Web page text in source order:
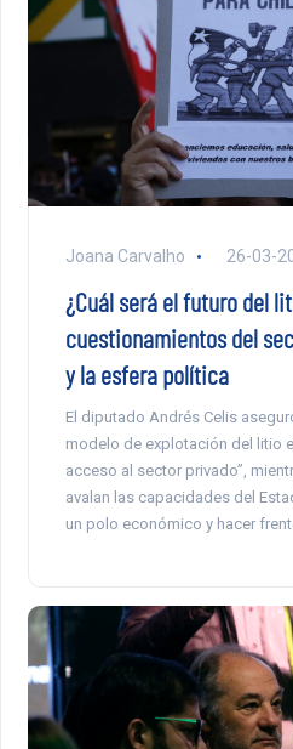
Joana Carvalho 26-03-
¿Cuál será el futuro del
cuestionamientos del
y la esfera política
El diputado Andrés Celis
modelo de explotación del litio
acceso al sector privado”,
avalan las capacidades del
un polo económico y hacer